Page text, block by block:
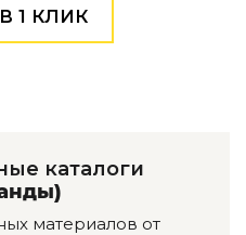
1 КЛИК
каталоги
материалов от